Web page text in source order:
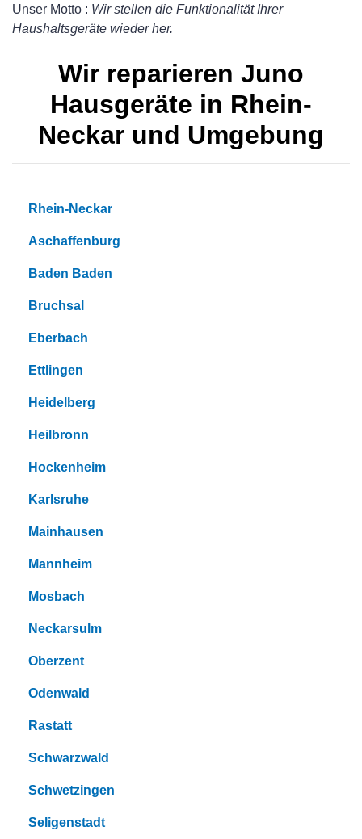
Unser Motto : Wir stellen die Funktionalität Ihrer
Haushaltsgeräte wieder her.
Wir reparieren Juno
Hausgeräte in Rhein-
Neckar und Umgebung
Rhein-Neckar
Aschaffenburg
Baden Baden
Bruchsal
Eberbach
Ettlingen
Heidelberg
Heilbronn
Hockenheim
Karlsruhe
Mainhausen
Mannheim
Mosbach
Neckarsulm
Oberzent
Odenwald
Rastatt
Schwarzwald
Schwetzingen
Seligenstadt